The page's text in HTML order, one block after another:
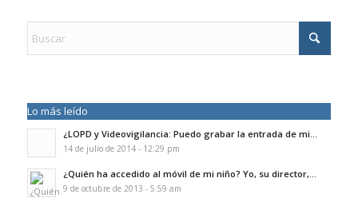
Lo más leído
¿LOPD y Videovigilancia: Puedo grabar la entrada de mi...
14 de julio de 2014 - 12:29 pm
¿Quién ha accedido al móvil de mi niño? Yo, su director,...
9 de octubre de 2013 - 5:59 am